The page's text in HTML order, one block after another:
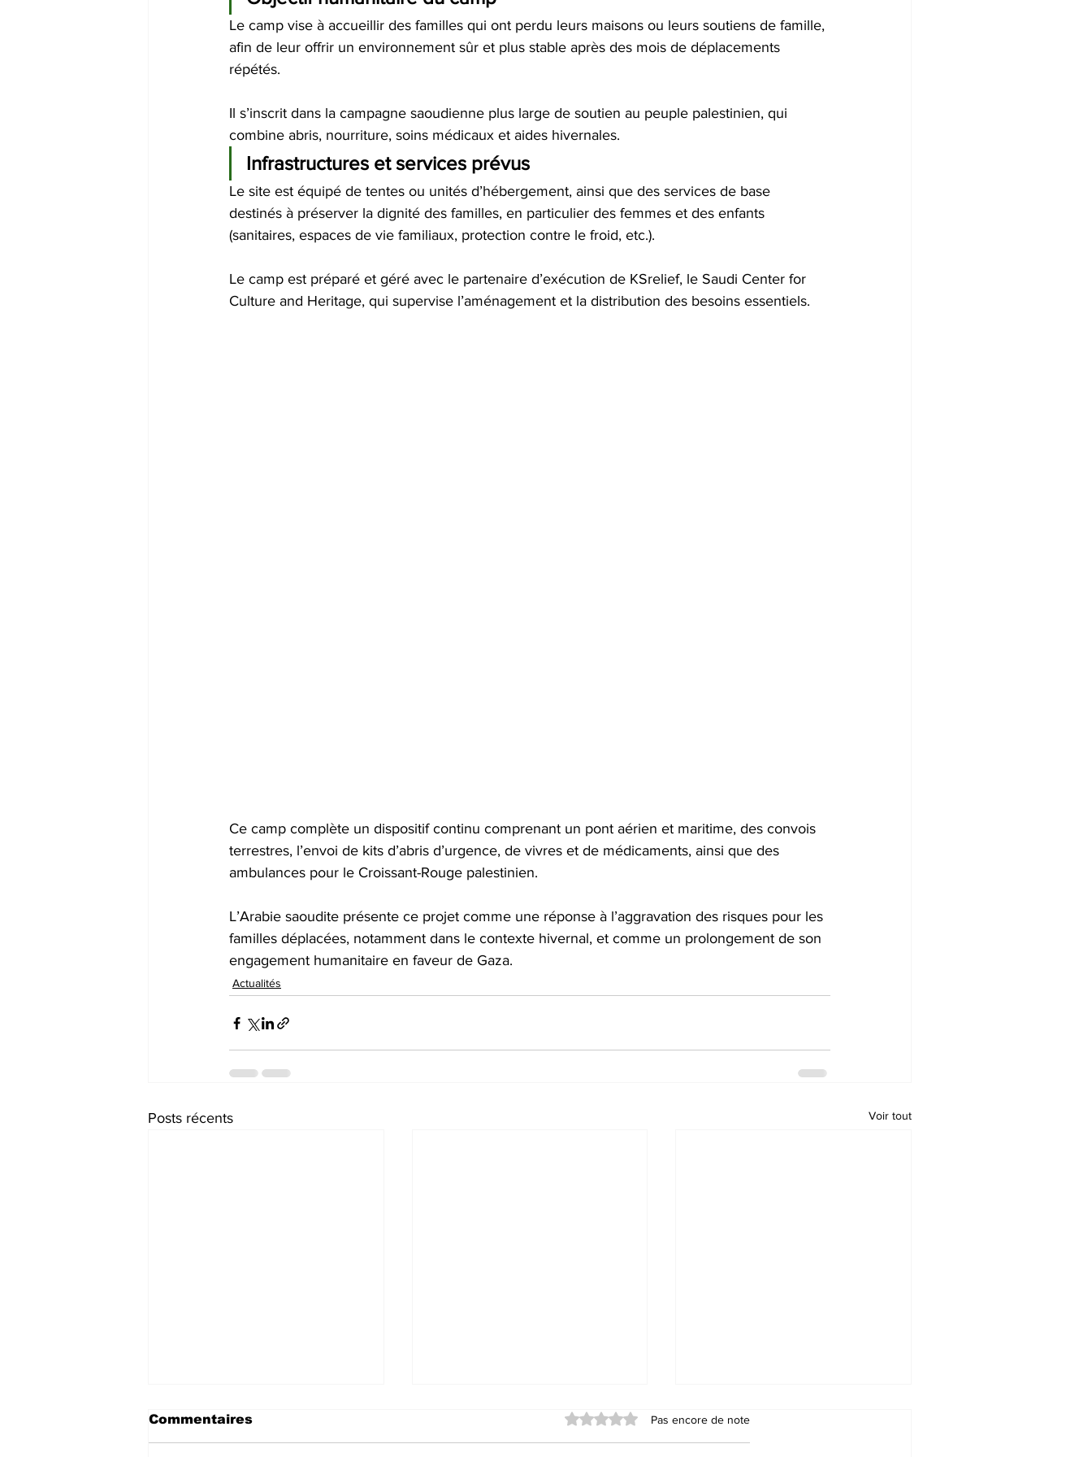
Le camp vise à accueillir des familles qui ont perdu leurs maisons ou leurs soutiens de famille,
afin de leur offrir un environnement sûr et plus stable après des mois de déplacements
répétés.
Il s’inscrit dans la campagne saoudienne plus large de soutien au peuple palestinien, qui
combine abris, nourriture, soins médicaux et aides hivernales.
Infrastructures et services prévus
Le site est équipé de tentes ou unités d’hébergement, ainsi que des services de base
destinés à préserver la dignité des familles, en particulier des femmes et des enfants
(sanitaires, espaces de vie familiaux, protection contre le froid, etc.).
Le camp est préparé et géré avec le partenaire d’exécution de KSrelief, le Saudi Center for
Culture and Heritage, qui supervise l’aménagement et la distribution des besoins essentiels.
Ce camp complète un dispositif continu comprenant un pont aérien et maritime, des convois
terrestres, l’envoi de kits d’abris d’urgence, de vivres et de médicaments, ainsi que des
ambulances pour le Croissant-Rouge palestinien.
L’Arabie saoudite présente ce projet comme une réponse à l’aggravation des risques pour les
familles déplacées, notamment dans le contexte hivernal, et comme un prolongement de son
engagement humanitaire en faveur de Gaza.
Actualités
Posts récents Voir tout
Commentaires Noté 0 étoile sur 5.Pas encore de note